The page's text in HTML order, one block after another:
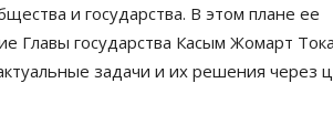
и государства. В этом плане ее
Главы государства Касым Жомарт
задачи и их решения через